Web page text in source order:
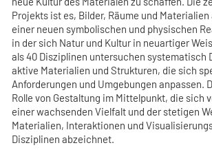
Projekts ist es, Bilder, Räume und
einer neuen symbolischen und physischen
in der sich Natur und Kultur in neuartiger
als 40 Disziplinen untersuchen systematisch
aktive Materialien und Strukturen, die sich
Anforderungen und Umgebungen anpassen.
Rolle von Gestaltung im Mittelpunkt, die sich
einer wachsenden Vielfalt und der stetigen
Materialien, Interaktionen und
Disziplinen abzeichnet.